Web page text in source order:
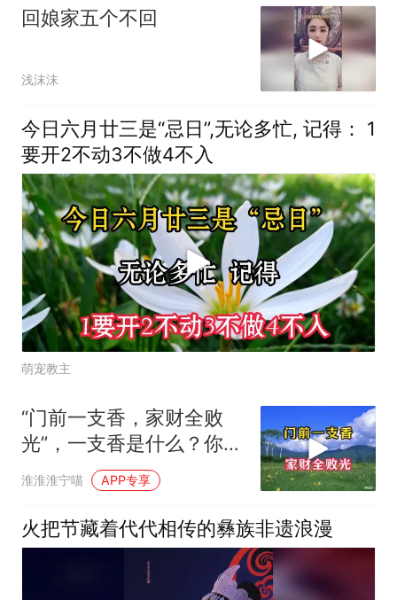
回娘家五个不回
浅沫沫
今日六月廿三是“忌日”,无论多忙, 记得： 1
要开2不动3不做4不入
萌宠教主
“门前一支香，家财全败
光”，一支香是什么？你家
门口有吗？
淮淮淮宁喵 APP专享
火把节藏着代代相传的彝族非遗浪漫